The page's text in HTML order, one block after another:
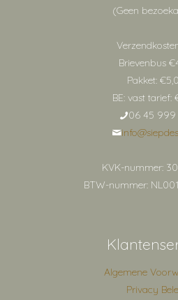
(Geen
Brievenbus
Pakket:
BE: vast tarief:
06 45 999
KVK-nummer:
BTW-nummer:
Algemene
Privacy